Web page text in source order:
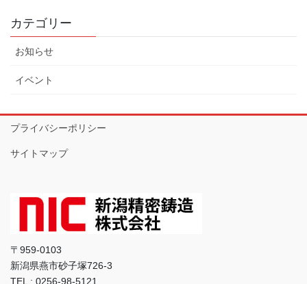
カテゴリー
お知らせ
イベント
プライバシーポリシー
サイトマップ
〒959-0103
新潟県燕市砂子塚726-3
TEL : 0256-98-5121